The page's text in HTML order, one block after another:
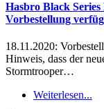
Hasbro Black
Vorbestellung
18.11.2020:
Hinweis, dass der
Stormtrooper…
Weiterlesen...